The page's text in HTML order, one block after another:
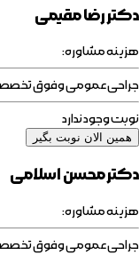
دکتر رضا مقیمی
هزینه مشاوره:
جراحی عمومی وفوق
نوبت وجود ندارد
همین الان نوبت بگیر
دکتر محسن اسلامی
هزینه مشاوره:
جراحی عمومی وفوق